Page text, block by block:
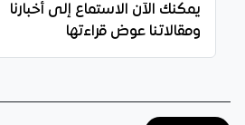
يمكنك الآن الاستماع إلى أخبارنا
ومقالاتنا عوض قراءتها